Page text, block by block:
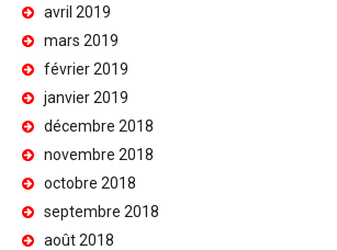
avril 2019
mars 2019
février 2019
janvier 2019
décembre 2018
novembre 2018
octobre 2018
septembre 2018
août 2018